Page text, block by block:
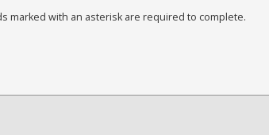
marked with an asterisk are required to complete.